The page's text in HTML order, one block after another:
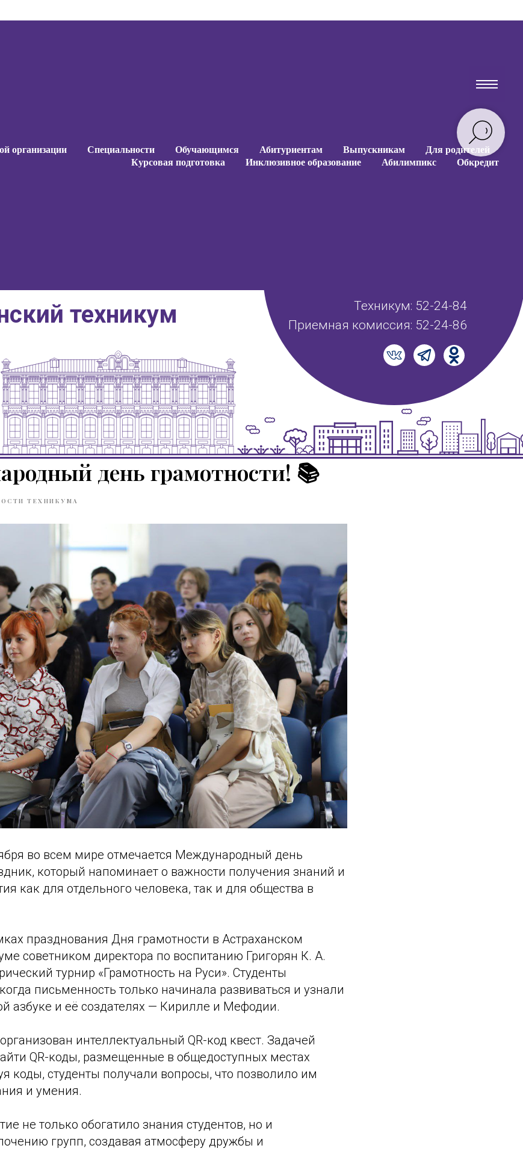
организации Специальности Обучающимся Абитуриентам Выпускникам
Для родителей
Курсовая подготовка
Инклюзивное образование Абилимпикс Обкредит
Обкредит
техникум
Техникум: 52-24-84
Приемная комиссия: 52-24-86
день грамотности! 📚
ТЕХНИКУМА
во всем мире отмечается Международный день
который напоминает о важности получения знаний и
как для отдельного человека, так и для общества в
празднования Дня грамотности в Астраханском
советником директора по воспитанию Григорян К. А.
турнир «Грамотность на Руси». Студенты
письменность только начинала развиваться и узнали
азбуке и её создателях — Кирилле и Мефодии.
интеллектуальный QR-код квест. Задачей
QR-коды, размещенные в общедоступных местах
коды, студенты получали вопросы, что позволило им
и умения.
не только обогатило знания студентов, но и
групп, создавая атмосферу дружбы и